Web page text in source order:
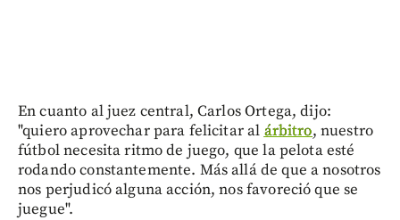
En cuanto al juez central, Carlos Ortega, dijo:
"quiero aprovechar para felicitar al árbitro, nuestro
fútbol necesita ritmo de juego, que la pelota esté
rodando constantemente. Más allá de que a nosotros
nos perjudicó alguna acción, nos favoreció que se
juegue".